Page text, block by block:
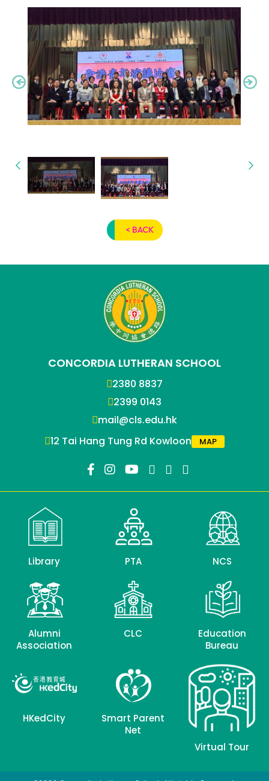
< BACK
CONCORDIA LUTHERAN SCHOOL
2380 8837
2399 0143
mail@cls.edu.hk
12 Tai Hang Tung Rd Kowloon
MAP
Library PTA NCS
Alumni
Association
CLC
Education
Bureau
HKedCity
Smart Parent
Net
Virtual Tour